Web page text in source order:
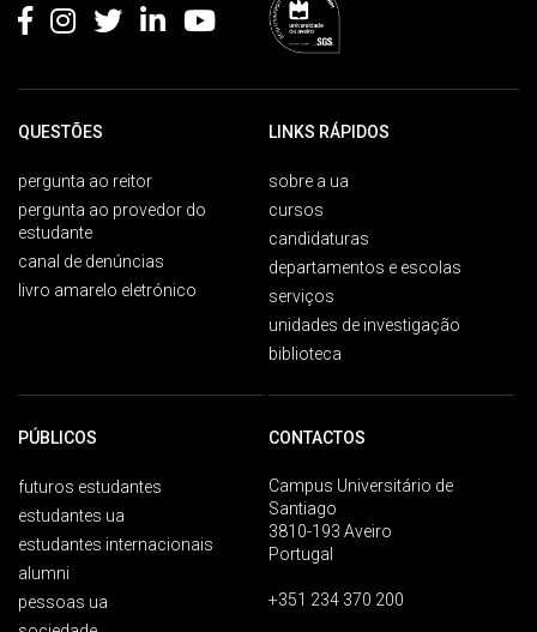
QUESTÕES
pergunta ao reitor
pergunta ao provedor do
estudante
canal de denúncias
livro amarelo eletrónico
LINKS RÁPIDOS
sobre a ua
cursos
candidaturas
departamentos e escolas
serviços
unidades de investigação
biblioteca
PÚBLICOS
futuros estudantes
estudantes ua
estudantes internacionais
alumni
pessoas ua
CONTACTOS
Campus Universitário de
Santiago
3810-193 Aveiro
Portugal
+351 234 370 200